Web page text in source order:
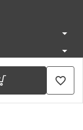
favorite_border
arrow_drop_down
arrow_drop_down
arrow_drop_down
arrow_drop_down
arrow_drop_down